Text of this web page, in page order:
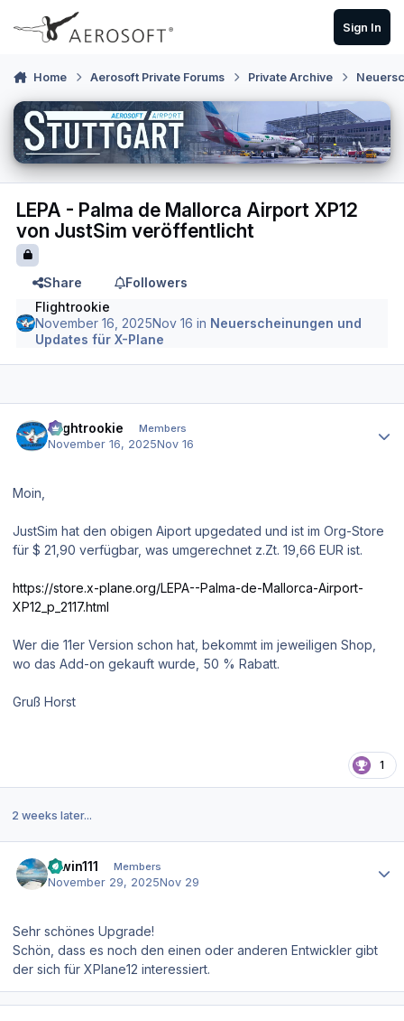
Skip to content
Sign In
Home Aerosoft Private Forums Private Archive
LEPA - Palma de Mallorca Airport XP12
von JustSim veröffentlicht
Share
Followers
Flightrookie
November 16, 2025Nov 16 in Neuerscheinungen und
Updates für X-Plane
Flightrookie Members
November 16, 2025Nov 16
Moin,
JustSim hat den obigen Aiport upgedated und ist im Org-Store
für $ 21,90 verfügbar, was umgerechnet z.Zt. 19,66 EUR ist.
https://store.x-plane.org/LEPA--Palma-de-Mallorca-Airport-
XP12_p_2117.html
Wer die 11er Version schon hat, bekommt im jeweiligen Shop,
wo das Add-on gekauft wurde, 50 % Rabatt.
Gruß Horst
1
2 weeks later...
Erwin111 Members
November 29, 2025Nov 29
Sehr schönes Upgrade!
Schön, dass es noch den einen oder anderen Entwickler gibt
der sich für XPlane12 interessiert.